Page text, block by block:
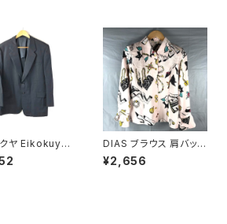
ヤ Eikokuya
ト ストライプ柄
グレー 90070
DIAS ブラウス 肩バット
長袖 袖フリル 金ボタン
東京ブラウス アクセサ
¥2,656